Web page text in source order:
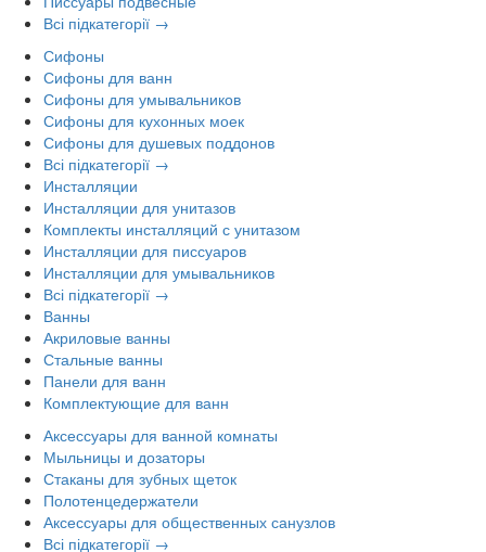
Всі підкатегорії →
Сифоны
Сифоны для ванн
Сифоны для умывальников
Сифоны для кухонных моек
Сифоны для душевых поддонов
Всі підкатегорії →
Инсталляции
Инсталляции для унитазов
Комплекты инсталляций с унитазом
Инсталляции для писсуаров
Инсталляции для умывальников
Всі підкатегорії →
Ванны
Акриловые ванны
Стальные ванны
Панели для ванн
Комплектующие для ванн
Аксессуары для ванной комнаты
Мыльницы и дозаторы
Стаканы для зубных щеток
Полотенцедержатели
Аксессуары для общественных санузлов
Всі підкатегорії →